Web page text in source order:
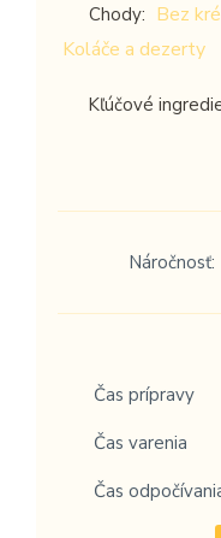
Chody: Bez
Koláče a dezerty
Kľúčové
Náročnosť:
Čas prípravy
Čas varenia
Čas